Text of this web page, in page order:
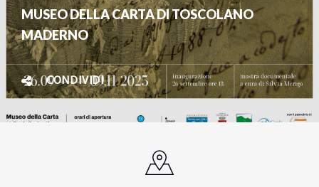
MUSEO DELLA CARTA DI TOSCOLANO
MADERNO
CONDIVIDI